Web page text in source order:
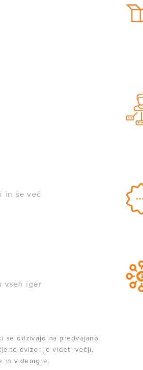
in še več
vseh iger
se odzivajo na predvajano
je videti večji,
in videoigre.